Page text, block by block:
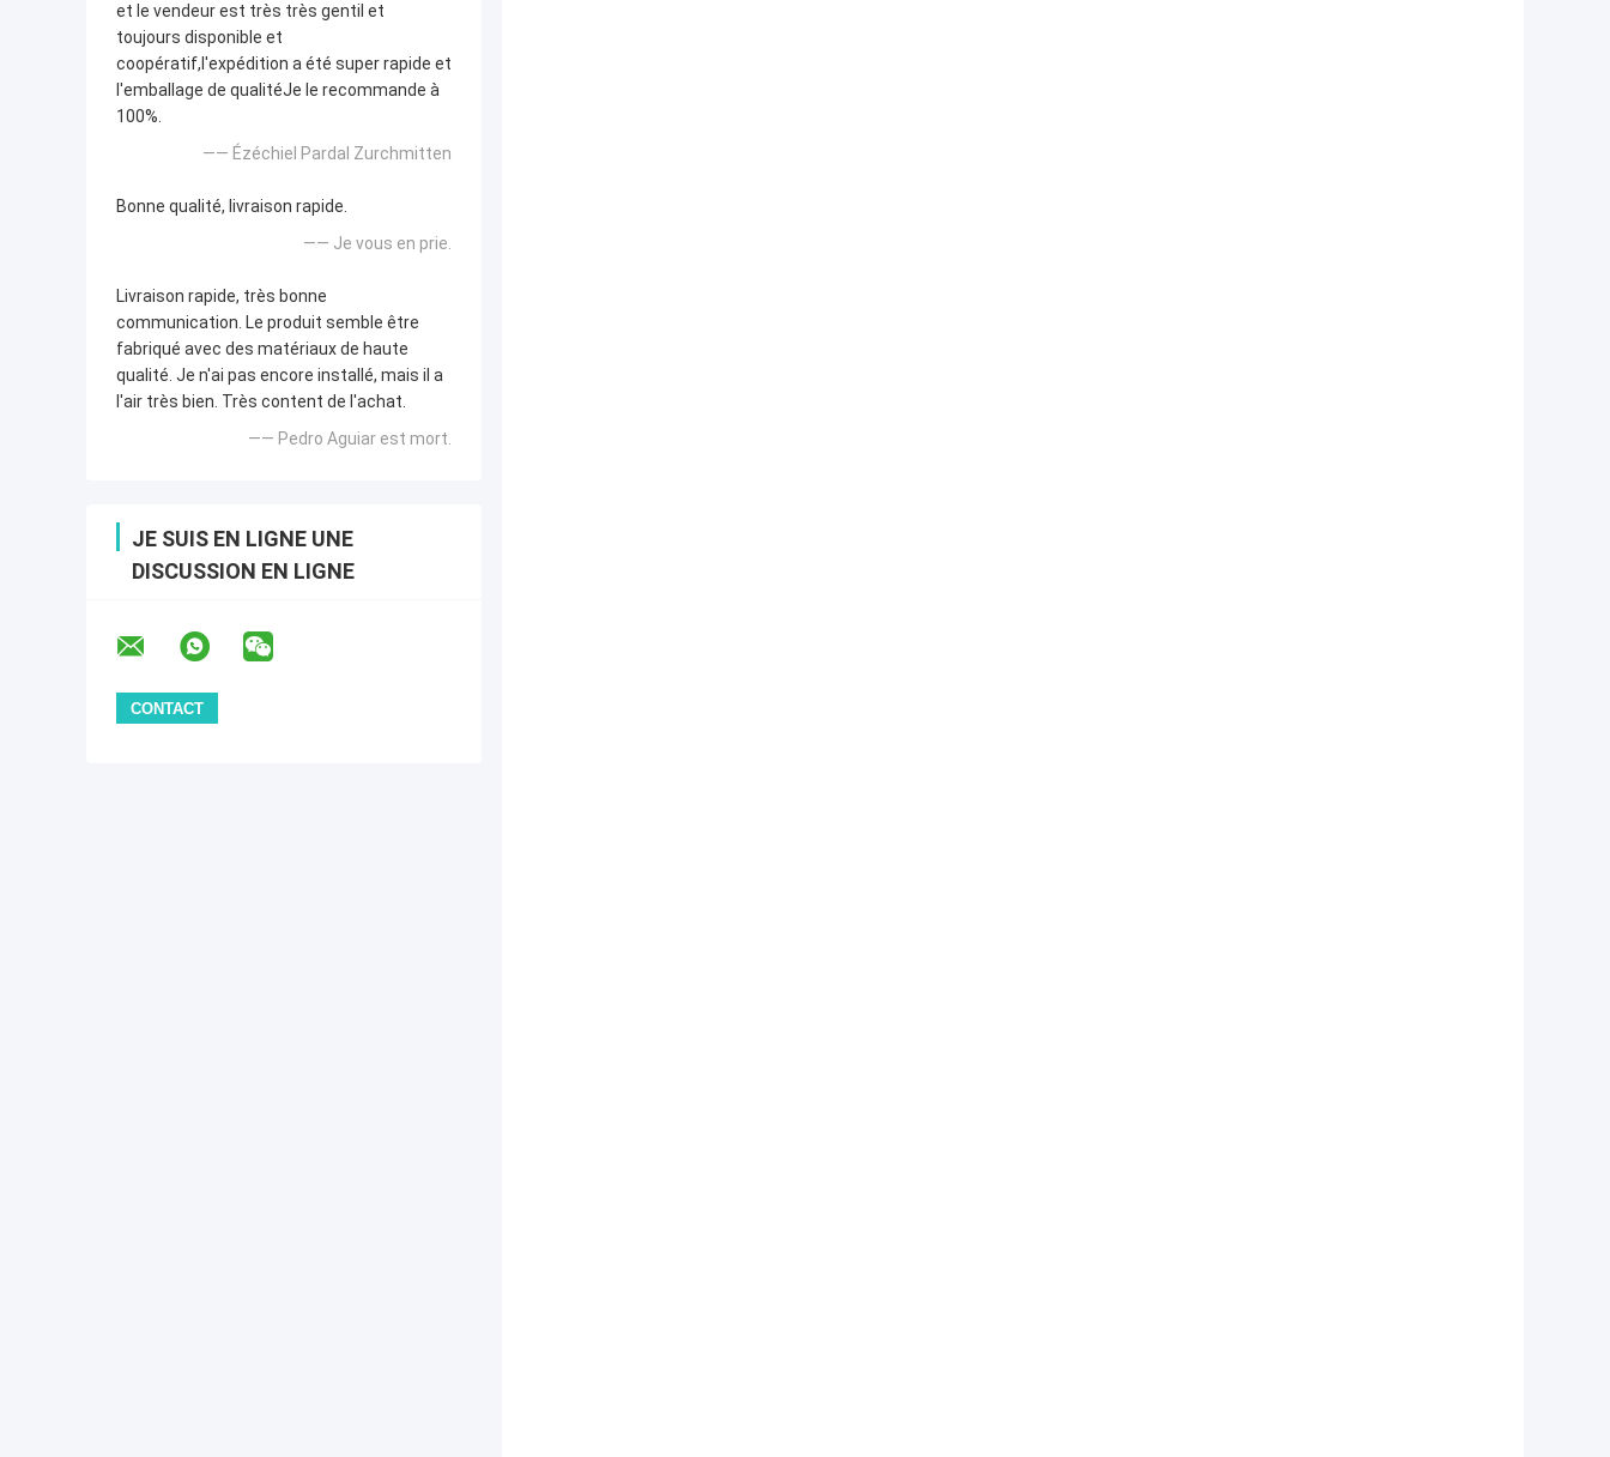
et le vendeur est très très gentil et
toujours disponible et
coopératif,l'expédition a été super rapide et
l'emballage de qualitéJe le recommande à
100%.
—— Ézéchiel Pardal Zurchmitten
Bonne qualité, livraison rapide.
—— Je vous en prie.
Livraison rapide, très bonne
communication. Le produit semble être
fabriqué avec des matériaux de haute
qualité. Je n'ai pas encore installé, mais il a
l'air très bien. Très content de l'achat.
—— Pedro Aguiar est mort.
JE SUIS EN LIGNE UNE
DISCUSSION EN LIGNE